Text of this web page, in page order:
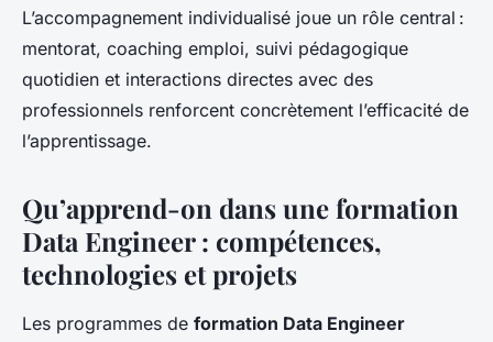
L’accompagnement individualisé joue un rôle central :
mentorat, coaching emploi, suivi pédagogique
quotidien et interactions directes avec des
professionnels renforcent concrètement l’efficacité de
l’apprentissage.
Qu’apprend-on dans une formation
Data Engineer : compétences,
technologies et projets
Les programmes de formation Data Engineer